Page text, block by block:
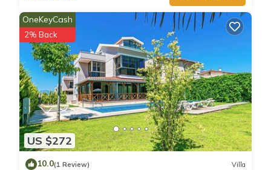
US $272
OneKeyCash
2% Back
10.0(1 Review) Villa